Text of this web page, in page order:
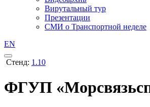
Вирутальный тур
Презентации
СМИ о Транспортной неделе
EN
Стенд: 1.10
ФГУП